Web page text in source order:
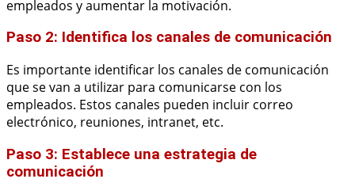
empleados y aumentar la motivación.
Paso 2: Identifica los canales de comunicación
Es importante identificar los canales de comunicación
que se van a utilizar para comunicarse con los
empleados. Estos canales pueden incluir correo
electrónico, reuniones, intranet, etc.
Paso 3: Establece una estrategia de
comunicación